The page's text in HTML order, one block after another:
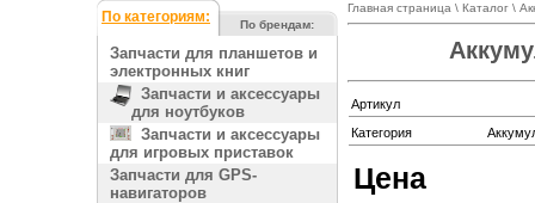
По категориям: По брендам:
Запчасти для планшетов и
электронных книг
Запчасти и аксессуары
для ноутбуков
Запчасти и аксессуары
для игровых приставок
Запчасти для GPS-
навигаторов
Главная страница \ Каталог\
Артикул
Категория
Цена